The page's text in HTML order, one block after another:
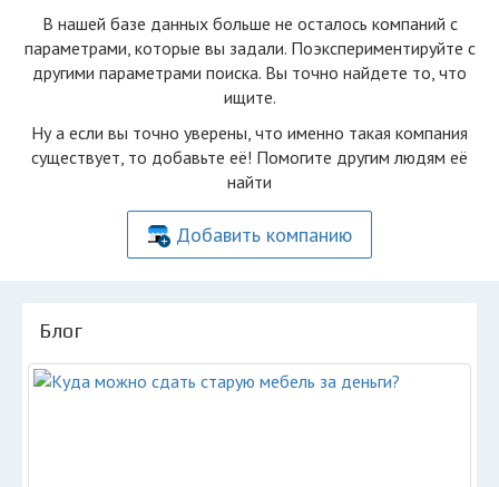
В нашей базе данных больше не осталоcь компаний с
параметрами, которые вы задали. Поэкспериментируйте с
другими параметрами поиска. Вы точно найдете то, что
ищите.
Ну а если вы точно уверены, что именно такая компания
существует, то добавьте её! Помогите другим людям её
найти
Добавить компанию
Блог